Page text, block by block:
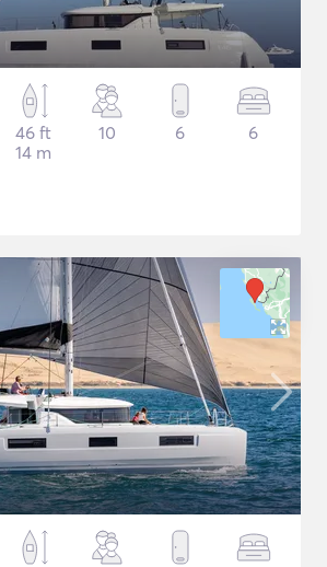
46 ft
14 m
10 6 6